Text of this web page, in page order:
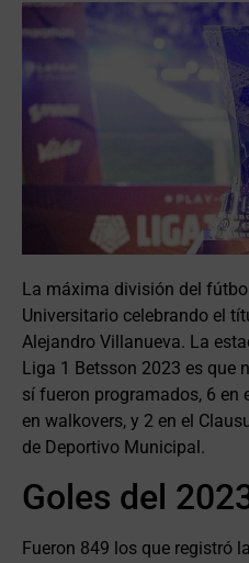
La máxima división del
Universitario celebrando el
Alejandro Villanueva. La
Liga 1 Betsson 2023 es que
sí fueron programados, 6 en
en walkovers, y 2 en el
de Deportivo Municipal.
Goles del
Fueron 849 los que registró